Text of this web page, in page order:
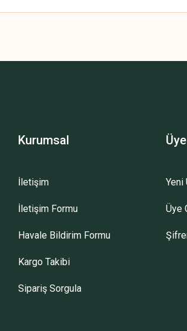
Bu ürüne ilk yorumu siz yapın!
Gönder
Kurumsal
İletişim
İletişim Formu
Havale Bildirim Formu
Kargo Takibi
Sipariş Sorgula
Yeni
Üye